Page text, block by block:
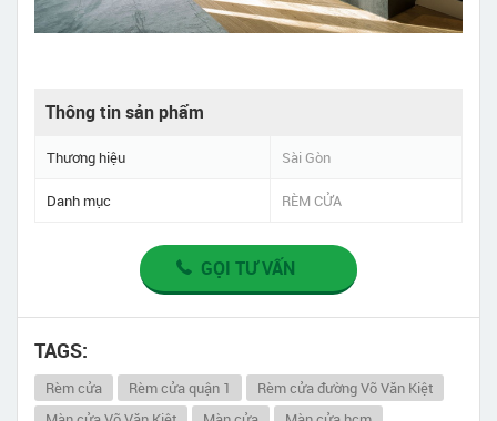
Thông tin sản phẩm
Thương hiệu Sài Gòn
Danh mục RÈM CỬA
GỌI TƯ VẤN
TAGS:
Rèm cửa Rèm cửa quận 1
Rèm cửa đường Võ Văn Kiệt